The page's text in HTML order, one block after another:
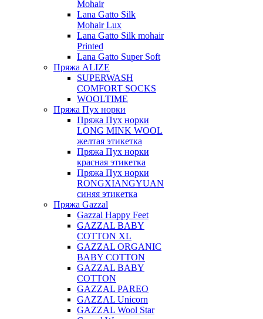
Mohair
Lana Gatto Silk
Mohair Lux
Lana Gatto Silk mohair
Printed
Lana Gatto Super Soft
Пряжа ALIZE
SUPERWASH
COMFORT SOCKS
WOOLTIME
Пряжа Пух норки
Пряжа Пух норки
LONG MINK WOOL
желтая этикетка
Пряжа Пух норки
красная этикетка
Пряжа Пух норки
RONGXIANGYUAN
синяя этикетка
Пряжа Gazzal
Gazzal Happy Feet
GAZZAL BABY
COTTON XL
GAZZAL ORGANIC
BABY COTTON
GAZZAL BABY
COTTON
GAZZAL PAREO
GAZZAL Unicorn
GAZZAL Wool Star